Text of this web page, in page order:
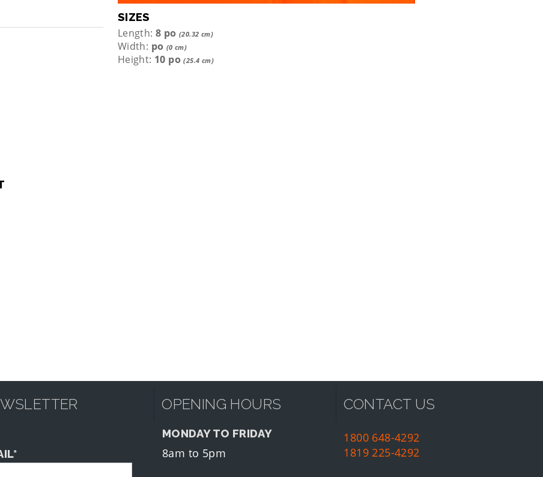
SIZES
Length: 8 po (20.32 cm)
Width: po (0 cm)
Height: 10 po(25.4 cm)
OPENING HOURS
MONDAY TO FRIDAY
8am to 5pm
CONTACT US
1800 648-4292
1819 225-4292